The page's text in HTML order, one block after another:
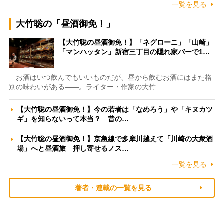
一覧を見る
大竹聡の「昼酒御免！」
【大竹聡の昼酒御免！】「ネグローニ」「山崎」
「マンハッタン」新宿三丁目の隠れ家バーで1…
お酒はいつ飲んでもいいものだが、昼から飲むお酒にはまた格
別の味わいがある――。ライター・作家の大竹…
【大竹聡の昼酒御免！】今の若者は「なめろう」や「キヌカツ
ギ」を知らないって本当？ 昔の…
【大竹聡の昼酒御免！】京急線で多摩川越えて「川崎の大衆酒
場」へと昼酒旅 押し寄せるノス…
一覧を見る
著者・連載の一覧を見る